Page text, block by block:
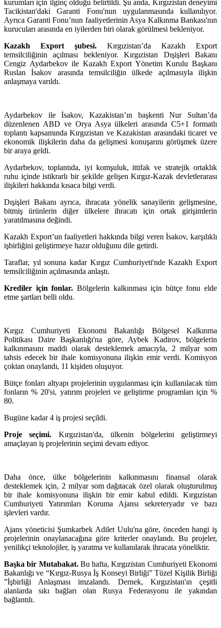
kurumları için ilginç olduğu belirtildi. Şu anda, Kırgızistan deneyimi
Tacikistan'daki Garanti Fonu'nun uygulanmasında kullanılıyor.
Ayrıca Garanti Fonu’nun faaliyetlerinin Asya Kalkınma Bankası'nın
kurucuları arasında en iyilerden biri olarak görülmesi bekleniyor.
Kazakh Export şubesi. Kırgızistan’da Kazakh Export
temsilciliğinin açılması bekleniyor. Kırgızistan Dışişleri Bakanı
Cengiz Aydarbekov ile Kazakh Export Yönetim Kurulu Başkanı
Ruslan İsakov arasında temsilciliğin ülkede açılmasıyla ilişkin
anlaşmaya varıldı.
Aydarbekov ile İsakov, Kazakistan’ın başkenti Nur Sultan’da
düzenlenen ABD ve Orya Asya ülkeleri arasında C5+1 formatlı
toplantı kapsamında Kırgızistan ve Kazakistan arasındaki ticaret ve
ekonomik ilişkilerin daha da gelişmesi konuşarını görüşmek üzere
bir araya geldi.
Aydarbekov, toplantıda, iyi komşuluk, ittifak ve stratejik ortaklık
ruhu içinde istikrarlı bir şekilde gelişen Kırgız-Kazak devletlerarası
ilişkileri hakkında kısaca bilgi verdi.
Dışişleri Bakanı ayrıca, ihracata yönelik sanayilerin gelişmesine,
bitmiş ürünlerin diğer ülkelere ihracatı için ortak girişimlerin
yaratılmasına değindi.
Kazakh Export’un faaliyetleri hakkında bilgi veren İsakov, karşılıklı
işbirliğini geliştirmeye hazır olduğunu dile getirdi.
Taraflar, yıl sonuna kadar Kırgız Cumhuriyeti'nde Kazakh Export
temsilciliğinin açılmasında anlaştı.
Krediler için fonlar. Bölgelerin kalkınması için bütçe fonu elde
etme şartları belli oldu.
Kırgız Cumhuriyeti Ekonomi Bakanlığı Bölgesel Kalkınma
Politikası Daire Başkanlığı'na göre, Aybek Kadirov, bölgelerin
kalkınmasını maddi olarak desteklemek amacıyla, 2 milyar som
tahsis edecek bir ihale komisyonuna ilişkin emir verdi. Komisyon
çoktan onaylandı, 11 kişiden oluşuyor.
Bütçe fonları altyapı projelerinin uygulanması için kullanılacak tüm
fonların % 20'si, yatırım projeleri ve geliştirme programları için %
80.
Bugüne kadar 4 iş projesi seçildi.
Proje seçimi. Kırgızistan'da, ülkenin bölgelerini geliştirmeyi
amaçlayan iş projelerinin seçimi devam ediyor.
Daha önce, ülke bölgelerinin kalkınmasını finansal olarak
desteklemek için, 2 milyar som dağıtacak özel olarak oluşturulmuş
bir ihale komisyonuna ilişkin bir emir kabul edildi. Kırgızistan
Cumhuriyeti Yatırımları Koruma Ajansı sekreteryadır ve bazı
işlevleri vardır.
Ajans yöneticisi Şumkarbek Adilet Uulu'na göre, önceden hangi iş
projelerinin onaylanacağına göre kriterler onaylandı. Bu projeler,
yenilikçi teknolojiler, iş yaratma ve kullanılarak ihracata yöneliktir.
Başka bir Mutabakat.Bu hafta, Kırgızistan Cumhuriyeti Ekonomi
Bakanlığı ve “Kırgız-Rusya İş Konseyi Birliği” Tüzel Kişilik Birliği
”İşbirliği Anlaşması imzalandı. Dernek, Kırgızistan'ın çeşitli
alanlarda sıkı bağları olan Rusya Federasyonu ile yakından
bağlantılı.